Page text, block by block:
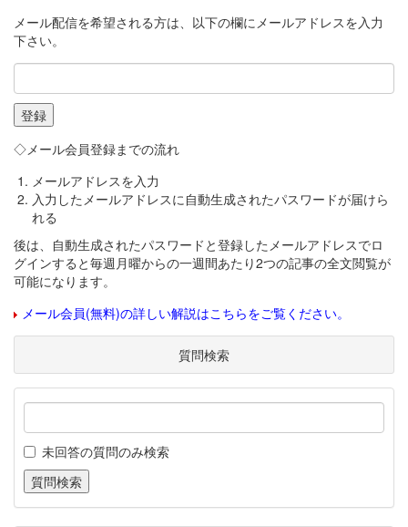
メール配信を希望される方は、以下の欄にメールアドレスを入力
下さい。
◇メール会員登録までの流れ
メールアドレスを入力
入力したメールアドレスに自動生成されたパスワードが届けら
れる
後は、自動生成されたパスワードと登録したメールアドレスでロ
グインすると毎週月曜からの一週間あたり2つの記事の全文閲覧が
可能になります。
メール会員(無料)の詳しい解説はこちらをご覧ください。
質問検索
未回答の質問のみ検索